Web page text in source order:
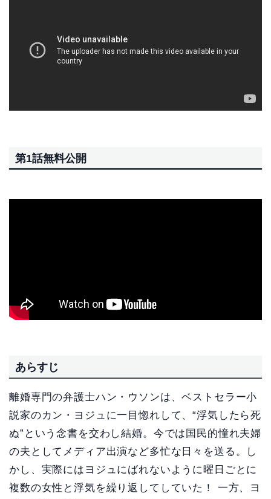
第1話無料公開
あらすじ
離婚専門の弁護士ハン・ウソンは、ベストセラー小
説家のカン・ヨジュに一目惚れして、“浮気したら死
ぬ”という念書を交わし結婚。今では国民的憧れ夫婦
の夫としてメディア出演など多忙な日々を送る。し
かし、実際にはヨジュにばれないように曜日ごとに
複数の女性と浮気を繰り返してしていた！ 一方、ヨ